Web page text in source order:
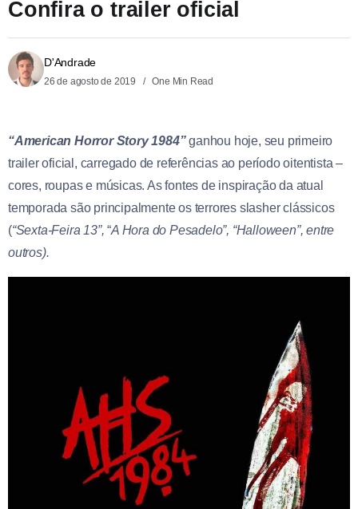
Confira o trailer oficial
D'Andrade
26 de agosto de 2019 One Min Read
“American Horror Story 1984”ganhou hoje, seu primeiro
trailer oficial, carregado de referências ao período oitentista –
cores, roupas e músicas. As fontes de inspiração da atual
temporada são principalmente os terrores slasher clássicos
(“Sexta-Feira 13”,“A Hora do Pesadelo”, “Halloween”, entre
outros).